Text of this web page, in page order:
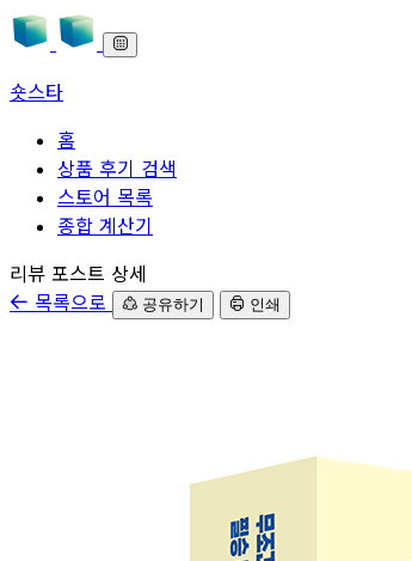
숏스타
홈
상품 후기 검색
스토어 목록
종합 계산기
본문으로 바로가기
리뷰 포스트 상세
목록으로
공유하기 인쇄